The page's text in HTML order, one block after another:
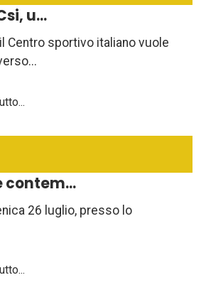
u...
Centro sportivo italiano vuole
contem...
26 luglio, presso lo